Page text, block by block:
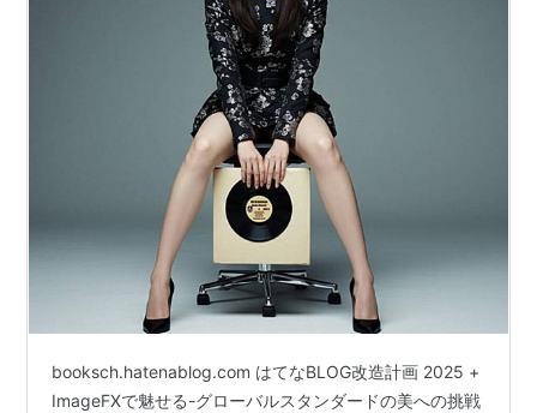
booksch.hatenablog.com はてなBLOG改造計画 2025 +
ImageFXで魅せる-グローバルスタンダードの美への挑戦